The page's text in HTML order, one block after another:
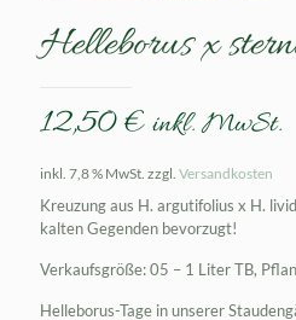
Helleborus x
12,50€ inkl. MwSt.
inkl. 7,8 % MwSt. zzgl. Versandkosten
Kreuzung aus H. argutifolius x H.
kalten Gegenden bevorzugt!
Verkaufsgröße: 05 – 1 Liter TB,
Helleborus-Tage in unserer